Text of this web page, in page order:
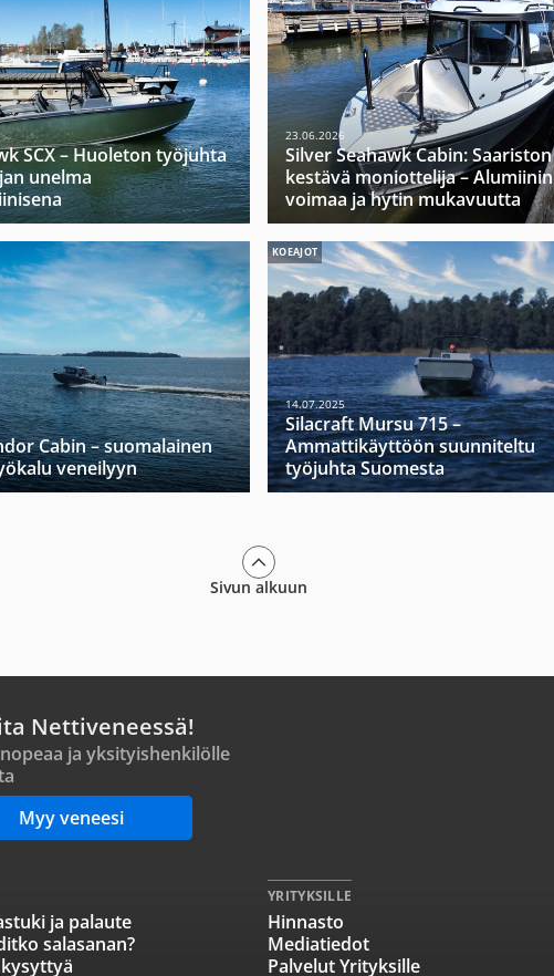
SCX – Huoleton työjuhta
unelma
23.06.2026
Silver Seahawk Cabin: Saariston
kestävä moniottelija – Alumiinin
voimaa ja hytin mukavuutta
Cabin – suomalainen
veneilyyn
KOEAJOT
14.07.2025
Silacraft Mursu 715 –
Ammattikäyttöön suunniteltu
työjuhta Suomesta
Sivun alkuun
Nettiveneessä!
ja yksityishenkilölle
Myy veneesi
ja palaute
salasanan?
YRITYKSILLE
Hinnasto
Mediatiedot
Palvelut Yrityksille